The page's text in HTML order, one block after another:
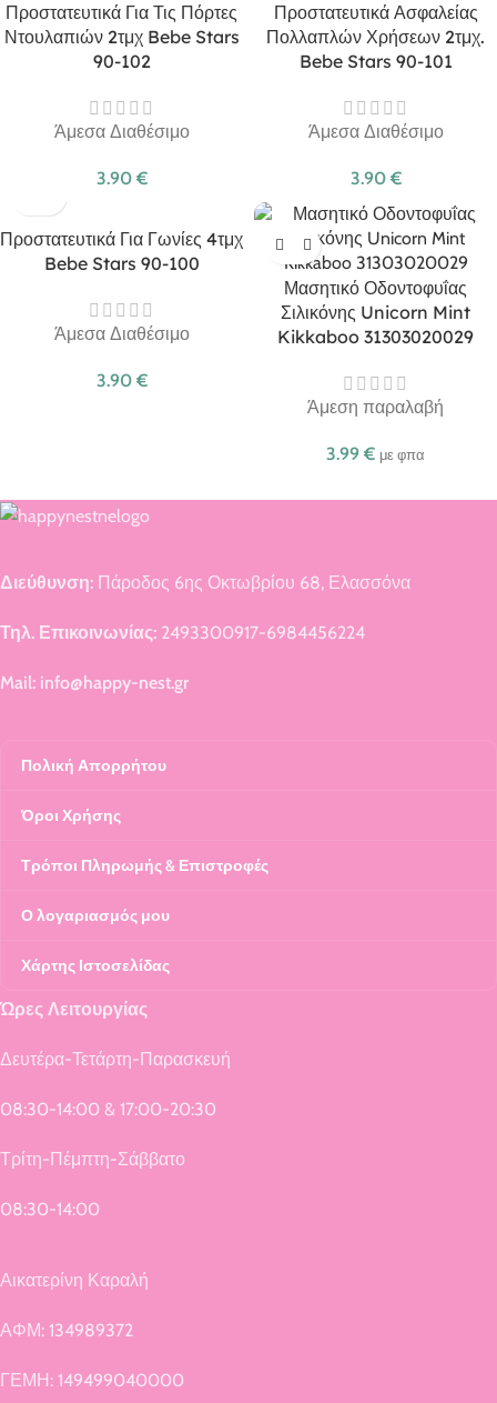
Προστατευτικά Για Τις Πόρτες
Ντουλαπιών 2τμχ Bebe Stars
90-102
Άμεσα Διαθέσιμο
3.90 €
Προστατευτικά Ασφαλείας
Πολλαπλών Χρήσεων 2τμχ.
Bebe Stars 90-101
Άμεσα Διαθέσιμο
3.90 €
Προστατευτικά Για Γωνίες 4τμχ
Bebe Stars 90-100
Άμεσα Διαθέσιμο
3.90 €
Μασητικό Οδοντοφυΐας
Σιλικόνης Unicorn Mint
Kikkaboo 31303020029
Άμεση παραλαβή
3.99 € με φπα
Διεύθυνση: Πάροδος 6ης Οκτωβρίου 68, Ελασσόνα
Τηλ. Επικοινωνίας: 2493300917-6984456224
Mail: info@happy-nest.gr
Πολική Απορρήτου
Όροι Χρήσης
Τρόποι Πληρωμής & Επιστροφές
Ο λογαριασμός μου
Χάρτης Ιστοσελίδας
Ώρες Λειτουργίας
Δευτέρα-Τετάρτη-Παρασκευή
08:30-14:00 & 17:00-20:30
Τρίτη-Πέμπτη-Σάββατο
08:30-14:00
Αικατερίνη Καραλή
ΑΦΜ: 134989372
ΓΕΜΗ: 149499040000